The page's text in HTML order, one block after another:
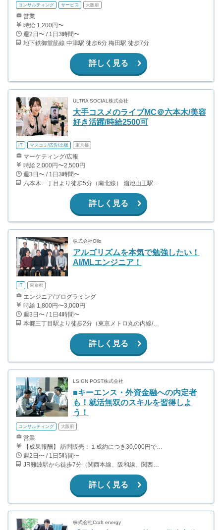
コンサルティング サービス 大阪府
営業
時給 1,200円〜
週2日〜 / 1日3時間〜
地下鉄御堂筋線 中津駅 徒歩6分 梅田駅 徒歩7分
詳しく見る
ULTRA SOCIAL株式会社
大手コスメのライブMC＠六本木/美容
好き活躍/時給2500可
IT マスコミ/広告/出版 東京都
マーケティング/広報
時給 2,000円〜2,500円
週3日〜 / 1日3時間〜
六本木一丁目より徒歩5分（南北線） 溜池山王駅より徒歩10分（銀座線） 六本木駅より徒歩12分（日比谷線）
詳しく見る
株式会社Ollo
アルゴリズムを本気で勉強したい！
AI/MLエンジニア！
IT 東京都
エンジニア/プログラミング
時給 1,800円〜3,000円
週3日〜 / 1日4時間〜
本郷三丁目駅より徒歩2分（東京メトロ丸の内線/都営地下鉄大江戸線）
詳しく見る
LSIGN POST株式会社
■キーエンス・外資金融への内定者
も！就活無双のスキルを習得しよ
う！
コンサルティング 大阪府
営業
【成果報酬】 訪問販売：１成約につき30,000円です。 例えば、光インターネットの成約であれば、平均的に2.5日で1件の契約が見込めます。（12,000円/1日6時間稼働） ＜月収例＞月に100万以上稼ぐ方もいます！ ・月5件成約：150,000円 ・月15件成約：450,000円 ・月30成約：900,000円➕マネジメントインセンティブ300,000円 合計1,200,000円 時給換算で2,000円程度が、平均的なインターン生の報酬となっています。
週2日〜 / 1日5時間〜
JR難波駅から徒歩7分（関西本線、阪和線、関西空港線） 大阪難波駅から徒歩13分（近鉄奈良線、阪神なんば線） 桜川駅から徒歩4分（大阪メトロ千日前線、阪神なんば線）
詳しく見る
株式会社Craft energy